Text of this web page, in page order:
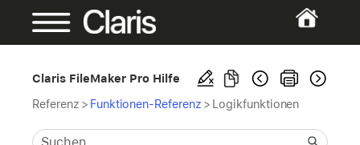
Claris FileMaker Pro Hilfe
Referenz > Funktionen-Referenz > Logikfunktionen